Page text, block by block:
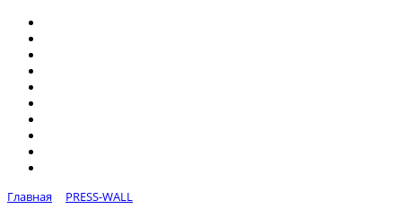
Главная
PRESS-WALL